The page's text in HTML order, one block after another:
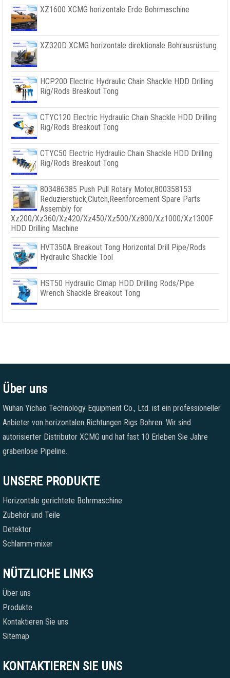
XZ1600 XCMG horizontale Erde Bohrmaschine
XZ320D XCMG horizontale direktionale Bohrausrüstung
HCP200 Electric Hydraulic Chain Shackle HDD Drilling
Rig/Rods Breakout Tong
CTYC120 Electric Hydraulic Chain Shackle HDD Drilling
Rig/Rods Breakout Tong
CTYC50 Electric Hydraulic Chain Shackle HDD Drilling
Rig/Rods Breakout Tong
803486385 Push Pull Rotary Motor,800358153
Reduzierstück,Clutch, Reenforcement Spare Parts
Assembly for
Xz200/Xz360/Xz420/Xz450/Xz500/Xz800/Xz1000/Xz1300F
HDD Drilling Machine
HVT350A Breakout Tong Horizontal Drill Pipe/Rods
Hydraulic Shackle Tool
HST50 Hydraulic Clmap HDD Drilling Rods/Pipe
Wrench Shackle Breakout Tong
Über uns
Wuhan Yichao Technology Equipment Co., Ltd. ist ein professioneller
Anbieter von horizontalen Richtungen Rigs Bohren. Wir sind
autorisierter Distributor XCMG und hat fast 10 Erleben Sie Jahre
grabenlose Pipeline.
UNSERE PRODUKTE
Horizontale gerichtete Bohrmaschine
Zubehör und Teile
Detektor
Schlamm-mixer
NÜTZLICHE LINKS
Über uns
Produkte
Kontaktieren Sie uns
Sitemap
KONTAKTIEREN SIE UNS